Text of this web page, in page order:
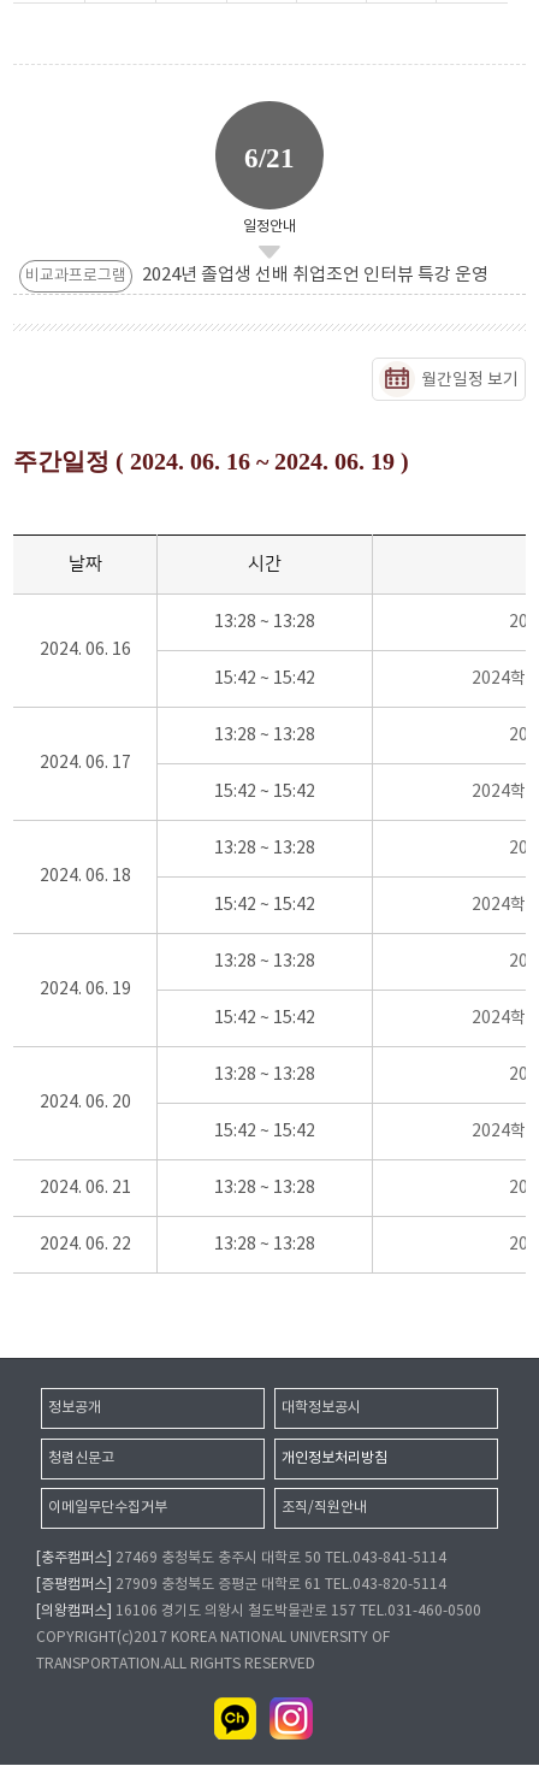
6/21
일정안내
비교과프로그램 2024년 졸업생 선배 취업조언 인터뷰 특강 운영
월간일정 보기
주간일정 ( 2024. 06. 16 ~ 2024. 06. 19 )
날짜 시간
2024. 06. 16
13:28 ~ 13:28
15:42 ~ 15:42 2024학
2024. 06. 17
13:28 ~ 13:28
15:42 ~ 15:42 2024학
2024. 06. 18
13:28 ~ 13:28
15:42 ~ 15:42 2024학
2024. 06. 19
13:28 ~ 13:28
15:42 ~ 15:42 2024학
2024. 06. 20
13:28 ~ 13:28
15:42 ~ 15:42 2024학
2024. 06. 21 13:28 ~ 13:28
2024. 06. 22 13:28 ~ 13:28
정보공개 대학정보공시
청렴신문고 개인정보처리방침
이메일무단수집거부 조직/직원안내
[충주캠퍼스]
27469 충청북도 충주시 대학로 50 TEL.043-841-5114
[증평캠퍼스]
27909 충청북도 증평군 대학로 61 TEL.043-820-5114
[의왕캠퍼스]
16106 경기도 의왕시 철도박물관로 157 TEL.031-460-0500
COPYRIGHT(c)2017 KOREA NATIONAL UNIVERSITY OF
TRANSPORTATION.ALL RIGHTS RESERVED